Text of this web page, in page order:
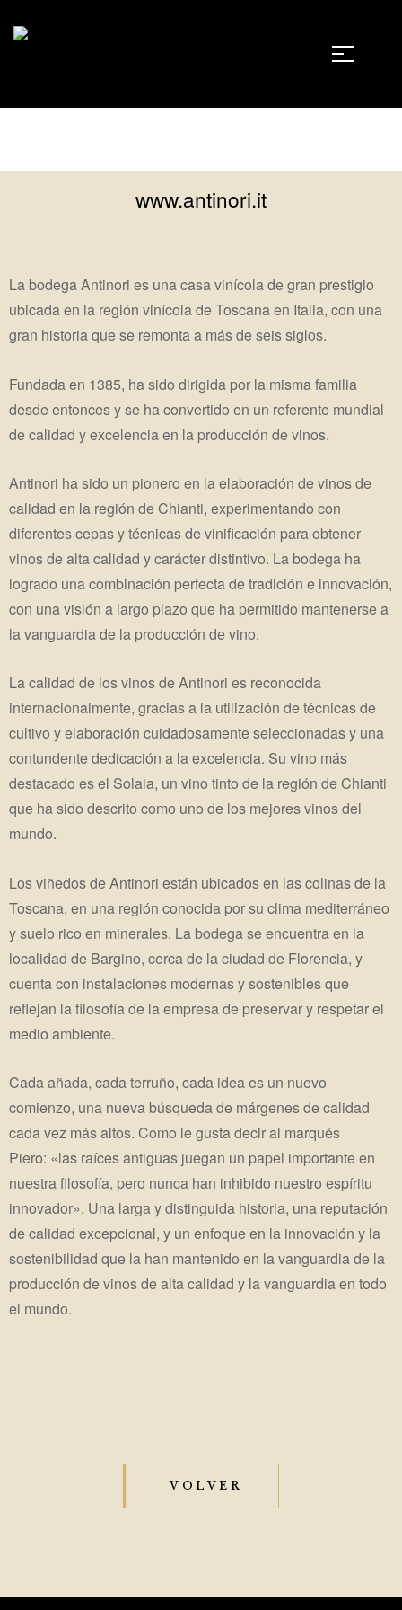
www.antinori.it
La bodega Antinori es una casa vinícola de gran prestigio
ubicada en la región vinícola de Toscana en Italia, con una
gran historia que se remonta a más de seis siglos.
Fundada en 1385, ha sido dirigida por la misma familia
desde entonces y se ha convertido en un referente mundial
de calidad y excelencia en la producción de vinos.
Antinori ha sido un pionero en la elaboración de vinos de
calidad en la región de Chianti, experimentando con
diferentes cepas y técnicas de vinificación para obtener
vinos de alta calidad y carácter distintivo. La bodega ha
logrado una combinación perfecta de tradición e innovación,
con una visión a largo plazo que ha permitido mantenerse a
la vanguardia de la producción de vino.
La calidad de los vinos de Antinori es reconocida
internacionalmente, gracias a la utilización de técnicas de
cultivo y elaboración cuidadosamente seleccionadas y una
contundente dedicación a la excelencia. Su vino más
destacado es el Solaia, un vino tinto de la región de Chianti
que ha sido descrito como uno de los mejores vinos del
mundo.
Los viñedos de Antinori están ubicados en las colinas de la
Toscana, en una región conocida por su clima mediterráneo
y suelo rico en minerales. La bodega se encuentra en la
localidad de Bargino, cerca de la ciudad de Florencia, y
cuenta con instalaciones modernas y sostenibles que
reflejan la filosofía de la empresa de preservar y respetar el
medio ambiente.
Cada añada, cada terruño, cada idea es un nuevo
comienzo, una nueva búsqueda de márgenes de calidad
cada vez más altos. Como le gusta decir al marqués
Piero: «las raíces antiguas juegan un papel importante en
nuestra filosofía, pero nunca han inhibido nuestro espíritu
innovador». Una larga y distinguida historia, una reputación
de calidad excepcional, y un enfoque en la innovación y la
sostenibilidad que la han mantenido en la vanguardia de la
producción de vinos de alta calidad y la vanguardia en todo
el mundo.
VOLVER